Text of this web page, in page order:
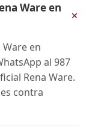
Ware en
+
en
al 987
Rena Ware.
contra